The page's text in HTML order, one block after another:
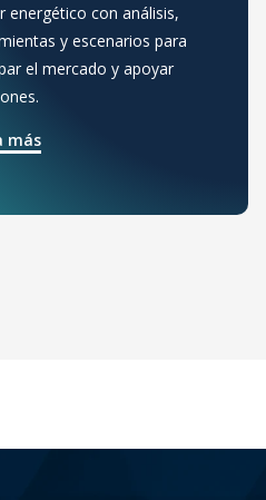
energético con análisis,
y escenarios para
el mercado y apoyar
más